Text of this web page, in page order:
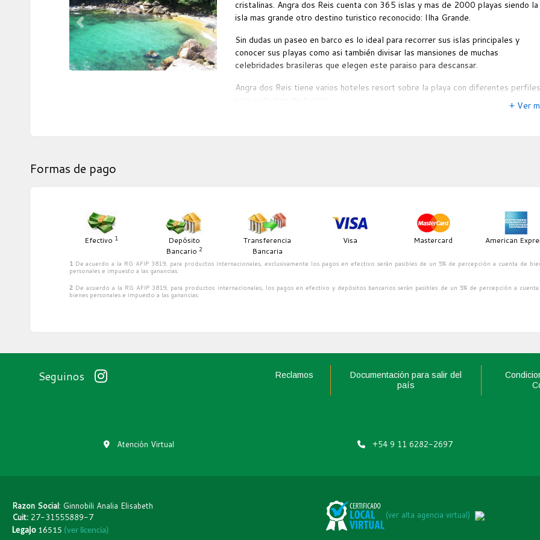
Las habitaciones disponen de balcón con vistas: al lago, a la montaña o a la
Las 319 habitaciones con aire acondicionado. incluyen minibar y caja fuerte. Se
habitaciones disponen de escritorio y teléfono directo. Como servicio de pago,
huéspedes pueden utilizar el acceso a Internet alámbrico de alta velocidad en las
habitación. Los baños disponen de bañeras y duchas independientes, espejo de
maquillaje o afeitado y secador de pelo. Las habitaciones también cuentan con
agua mineral gratuita. Además, se ofrece servicio de limpieza todos los días y los
Previous Next
cristalinas. Angra dos Reis cuenta con 365 islas y mas de 2000 playas siendo la
isla mas grande otro destino turistico reconocido: Ilha Grande.
Sin dudas un paseo en barco es lo ideal para recorrer sus islas principales y
conocer sus playas como asi también divisar las mansiones de muchas
celebridades brasileras que elegen este paraiso para descansar.
Angra dos Reis tiene varios hoteles resort sobre la playa con diferentes perfiles
+ Ver
Formas de pago
Efectivo 1
Depósito
Bancario 2
Transferencia
Bancaria
Visa Mastercard American
1De acuerdo a la RG AFIP 3819, para productos internacionales, exclusivamente los pagos en efectivo serán pasibles de un 5% de percepción a cuenta de
personales e impuesto a las ganancias.
2De acuerdo a la RG AFIP 3819, para productos internacionales, los pagos en efectivo y depósitos bancarios serán pasibles de un 5% de percepción a cuenta
bienes personales e impuesto a las ganancias.
Seguinos Reclamos
Documentación para salir del
país
Atención Virtual +54 9 11 6282-2697
Razon Social: Ginnobili Analia Elisabeth
Cuit: 27-31555889-7
Legajo 16515 (ver licencia)
(ver alta agencia virtual)